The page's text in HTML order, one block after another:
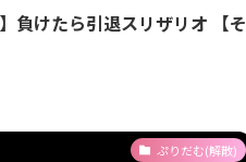
負けたら引退スリザリオ 【そ
ぷりだむ(解散)